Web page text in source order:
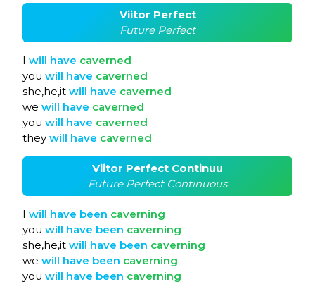
Viitor Perfect
Future Perfect
I will have caverned
you will have caverned
she,he,it will have caverned
we will have caverned
you will have caverned
they will have caverned
Viitor Perfect Continuu
Future Perfect Continuous
I will have been caverning
you will have been caverning
she,he,it will have been caverning
we will have been caverning
you will have been caverning